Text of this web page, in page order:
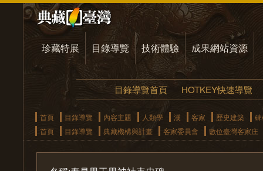
珍藏特展 目錄導覽 技術體驗 成果網站資源
目錄導覽首頁 HOTKEY快速導覽
首頁 目錄導覽 內容主題 人類學 漢 客家 歷史建築
首頁
目錄導覽 典藏機構與計畫 客家委員會 數位臺灣客家庄